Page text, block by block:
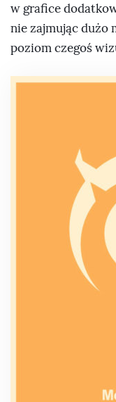
w grafice
nie zajmując dużo
poziom czegoś